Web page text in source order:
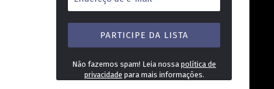
e-
mail
Não fazemos spam! Leia nossa política de
privacidade para mais informações.